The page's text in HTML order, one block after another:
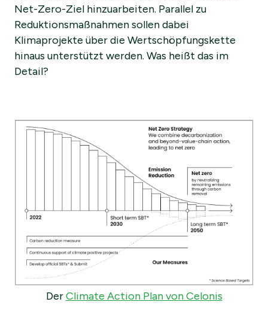
Net-Zero-Ziel hinzuarbeiten. Parallel zu
Reduktionsmaßnahmen sollen dabei
Klimaprojekte über die Wertschöpfungskette
hinaus unterstützt werden. Was heißt das im
Detail?
DerClimate Action Plan von Celonis